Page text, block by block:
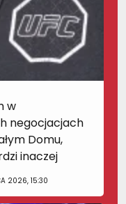
w
negocjacjach
Domu,
inaczej
2026, 15:30